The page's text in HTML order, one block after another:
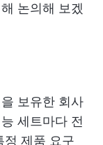
논의해 보겠
보유한 회사
세트마다 전
정 제품 요구